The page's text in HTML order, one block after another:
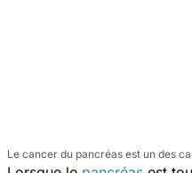
Le cancer du pancréas est un des